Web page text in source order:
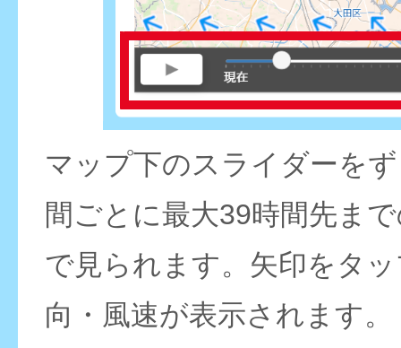
マップ下のスライダーを
間ごとに最大39時間先ま
で見られます。矢印をタ
向・風速が表示されます。